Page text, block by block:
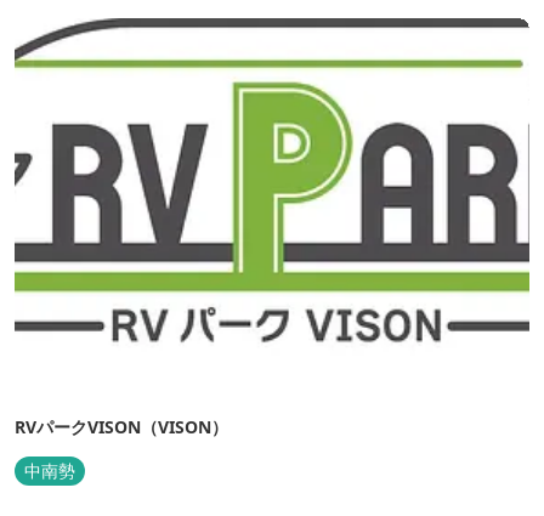
ルをご用意しているほか、広々...
RVパークVISON（VISON）
中南勢